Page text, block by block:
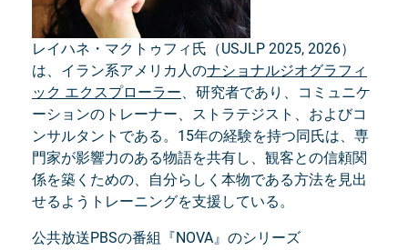
レイハネ・マクトゥフィ氏（USJLP 2025, 2026）
は、イラン系アメリカ人のナショナルジオグラフィ
ック エクスプローラー、研究者であり、コミュニケ
ーションのトレーナー、ストラテジスト、およびコ
ンサルタントである。15年の経験を持つ同氏は、専
門家が影響力のある物語を共有し、観客との信頼関
係を築くための、自分らしく本物である方法を見出
せるようトレーニングを支援している。
公共放送PBSの番組『NOVA』のシリーズ